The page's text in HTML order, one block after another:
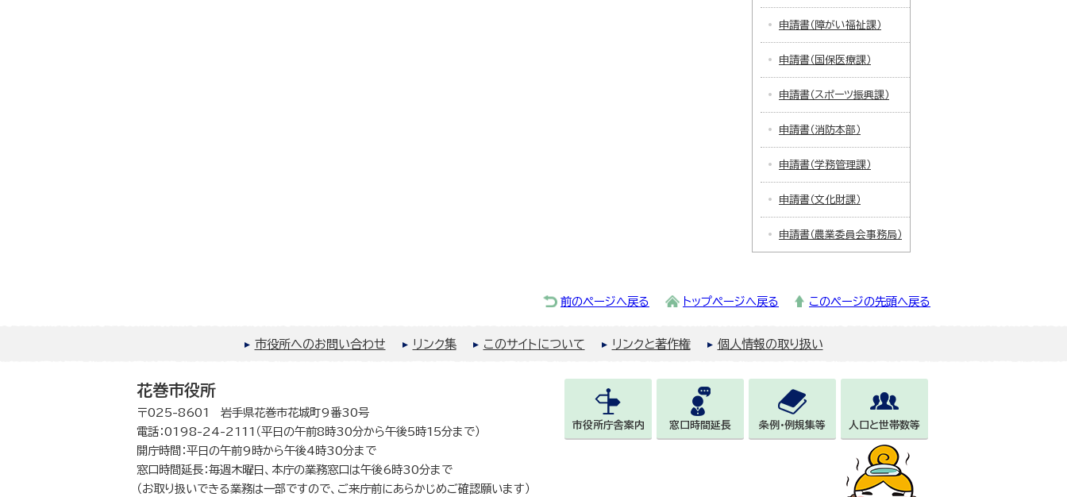
申請書（障がい福祉課）
申請書（国保医療課）
申請書（スポーツ振興課）
申請書（消防本部）
申請書（学務管理課）
申請書（文化財課）
申請書（農業委員会事務局）
前のページへ戻る トップページへ戻る このページの先頭へ戻る
市役所へのお問い合わせ リンク集 このサイトについて リンクと著作権 個人情報の取り扱い
花巻市役所
〒025-8601 岩手県花巻市花城町9番30号
電話：0198-24-2111（平日の午前8時30分から午後5時15分まで）
開庁時間：平日の午前9時から午後4時30分まで
窓口時間延長：毎週木曜日、本庁の業務窓口は午後6時30分まで
（お取り扱いできる業務は一部ですので、ご来庁前にあらかじめご確認願います）
市役所庁舎案内 窓口時間延長 条例・例規集等 人口と世帯数等